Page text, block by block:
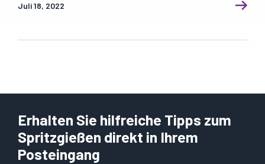
Juli 18, 2022
Erhalten Sie hilfreiche Tipps zum
Spritzgießen direkt in Ihrem
Posteingang